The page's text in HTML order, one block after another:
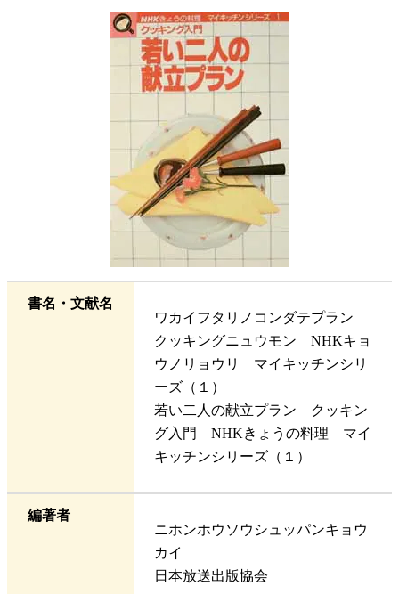
書名・文献名
ワカイフタリノコンダテプラン
クッキングニュウモン NHKキョ
ウノリョウリ マイキッチンシリ
ーズ（１）
若い二人の献立プラン クッキン
グ入門 NHKきょうの料理 マイ
キッチンシリーズ（１）
編著者
ニホンホウソウシュッパンキョウ
カイ
日本放送出版協会